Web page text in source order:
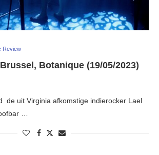
Review
Botanique (19/05/2023)
de uit Virginia afkomstige indierocker Lael
…